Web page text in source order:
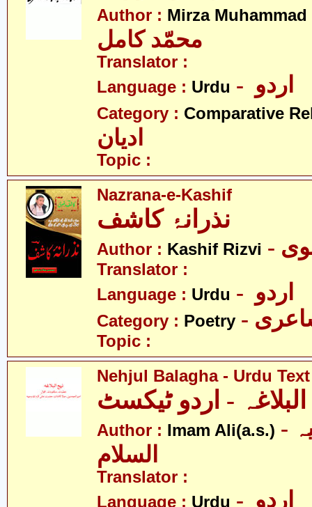
Author : Mirza
محمّد کامل
Translator :
Language : Urdu
Category : Comparative
ادیان
Topic :
Nazrana-e-Kashif
نذرانۂ کاشف
Author : Kashif Rizvi
Translator :
Language : Urdu
Category : Poetry
Topic :
Nehjul Balagha - Urdu Text
- اردو ٹیکسٹ
Author : Imam Ali(a.s.) - امام علی علیہ
السلام
Translator :
Language : Urdu